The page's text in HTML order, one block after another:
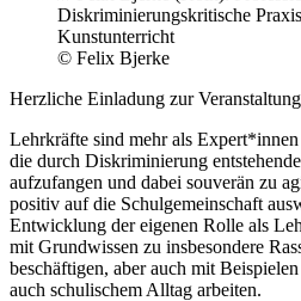
© Felix Bjerke
Herzliche Einladung zur
Lehrkräfte sind mehr als
die durch Diskriminierung
aufzufangen und dabei souverän zu
positiv auf die Schulgemeinschaft
Entwicklung der eigenen Rolle als
mit Grundwissen zu insbesondere
beschäftigen, aber auch mit
auch schulischem Alltag arbeiten.